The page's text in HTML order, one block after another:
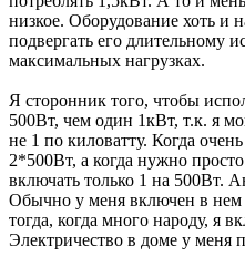
низкое. Оборудование хоть и
подвергать его длительному
максимальных нагрузках.
Я сторонник того, чтобы
500Вт, чем один 1кВт, т.к. я
не 1 по киловатту. Когда
2*500Вт, а когда нужно
включать только 1 на 500Вт.
Обычно у меня включен в
тогда, когда много народу, я
Электричество в доме у меня